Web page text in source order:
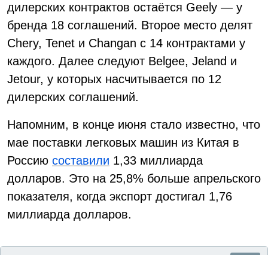
дилерских контрактов остаётся Geely — у
бренда 18 соглашений. Второе место делят
Chery, Tenet и Changan с 14 контрактами у
каждого. Далее следуют Belgee, Jeland и
Jetour, у которых насчитывается по 12
дилерских соглашений.
Напомним, в конце июня стало известно, что
мае поставки легковых машин из Китая в
Россию составили 1,33 миллиарда
долларов. Это на 25,8% больше апрельского
показателя, когда экспорт достигал 1,76
миллиарда долларов.